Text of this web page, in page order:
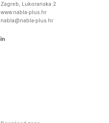
Zagreb, Lukoranska 2
www.nabla-plus.hr
nabla@nabla-plus.hr